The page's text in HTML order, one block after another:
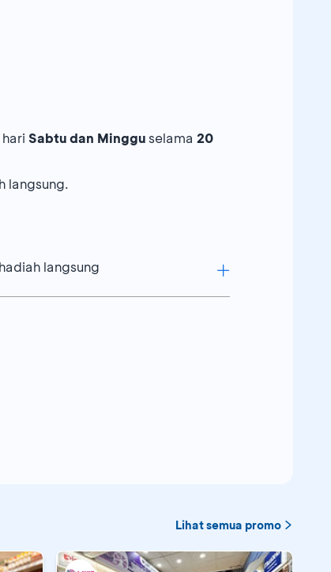
Sabtu dan Minggu selama 20
langsung.
langsung
Lihat semua promo